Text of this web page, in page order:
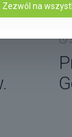
Zezwól na